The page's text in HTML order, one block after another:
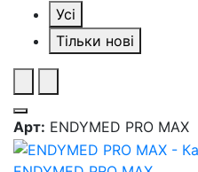
Усі
Тільки нові
Арт: ENDYMED PRO MAX